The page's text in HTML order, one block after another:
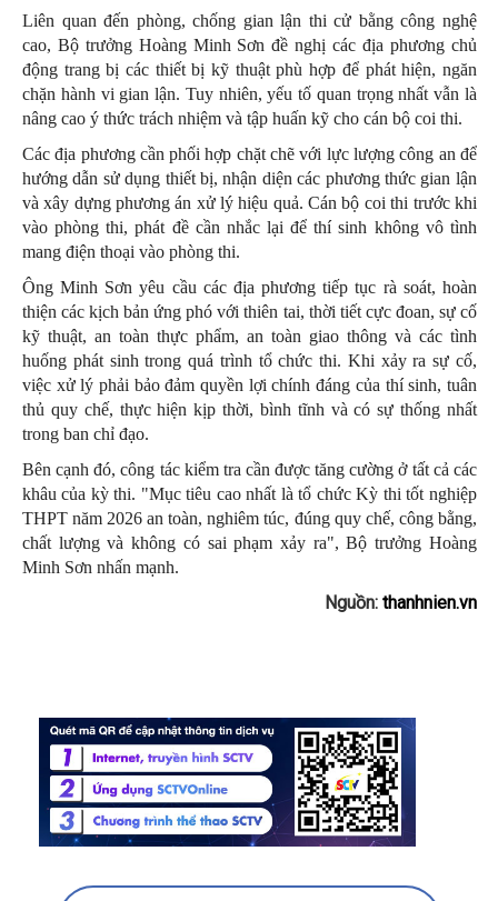
Liên quan đến phòng, chống gian lận thi cử bằng công nghệ
cao, Bộ trưởng Hoàng Minh Sơn đề nghị các địa phương chủ
động trang bị các thiết bị kỹ thuật phù hợp để phát hiện, ngăn
chặn hành vi gian lận. Tuy nhiên, yếu tố quan trọng nhất vẫn là
nâng cao ý thức trách nhiệm và tập huấn kỹ cho cán bộ coi thi.
Các địa phương cần phối hợp chặt chẽ với lực lượng công an để
hướng dẫn sử dụng thiết bị, nhận diện các phương thức gian lận
và xây dựng phương án xử lý hiệu quả. Cán bộ coi thi trước khi
vào phòng thi, phát đề cần nhắc lại để thí sinh không vô tình
mang điện thoại vào phòng thi.
Ông Minh Sơn yêu cầu các địa phương tiếp tục rà soát, hoàn
thiện các kịch bản ứng phó với thiên tai, thời tiết cực đoan, sự cố
kỹ thuật, an toàn thực phẩm, an toàn giao thông và các tình
huống phát sinh trong quá trình tổ chức thi. Khi xảy ra sự cố,
việc xử lý phải bảo đảm quyền lợi chính đáng của thí sinh, tuân
thủ quy chế, thực hiện kịp thời, bình tĩnh và có sự thống nhất
trong ban chỉ đạo.
Bên cạnh đó, công tác kiểm tra cần được tăng cường ở tất cả các
khâu của kỳ thi. "Mục tiêu cao nhất là tổ chức Kỳ thi tốt nghiệp
THPT năm 2026 an toàn, nghiêm túc, đúng quy chế, công bằng,
chất lượng và không có sai phạm xảy ra", Bộ trưởng Hoàng
Minh Sơn nhấn mạnh.
Nguồn: thanhnien.vn